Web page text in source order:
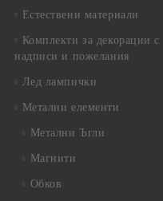
Естествени материали
Комплекти за декорации с
надписи и пожелания
Лед лампички
Метални елементи
Метални Ъгли
Магнити
Обков